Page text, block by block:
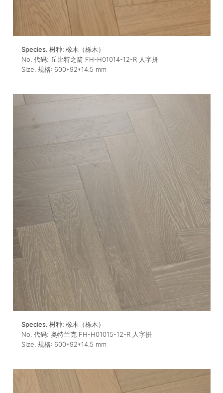
Species. 树种: 橡木（栎木）
No. 代码: 丘比特之箭 FH-H01014-12-R 人字拼
Size. 规格: 600*92*14.5 mm
Species. 树种: 橡木（栎木）
No. 代码: 奥特兰克 FH-H01015-12-R 人字拼
Size. 规格: 600*92*14.5 mm